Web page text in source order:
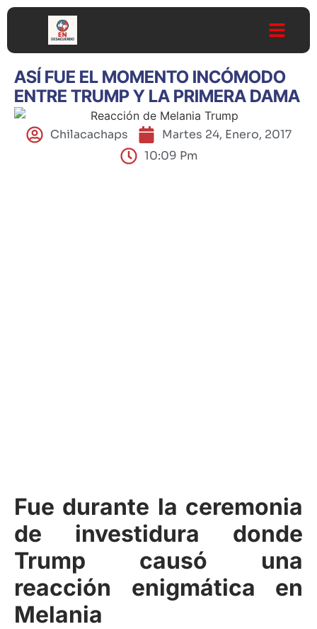
ASÍ FUE EL MOMENTO INCÓMODO
ENTRE TRUMP Y LA PRIMERA DAMA
Chilacachaps
Martes 24, Enero, 2017
10:09 Pm
Fue durante la ceremonia
de investidura donde
Trump causó una
reacción enigmática en
Melania